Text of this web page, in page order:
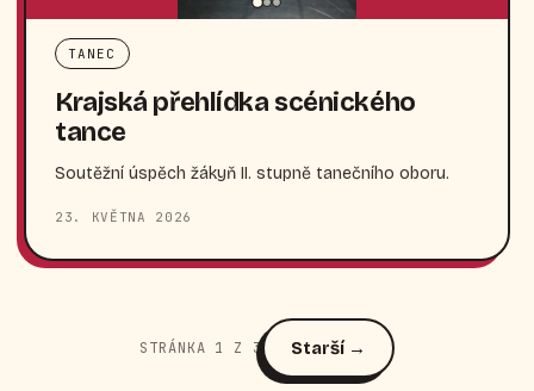
TANEC
Krajská přehlídka scénického
tance
Soutěžní úspěch žákyň II. stupně tanečního oboru.
23. KVĚTNA 2026
STRÁNKA 1 Z 3 Starší →